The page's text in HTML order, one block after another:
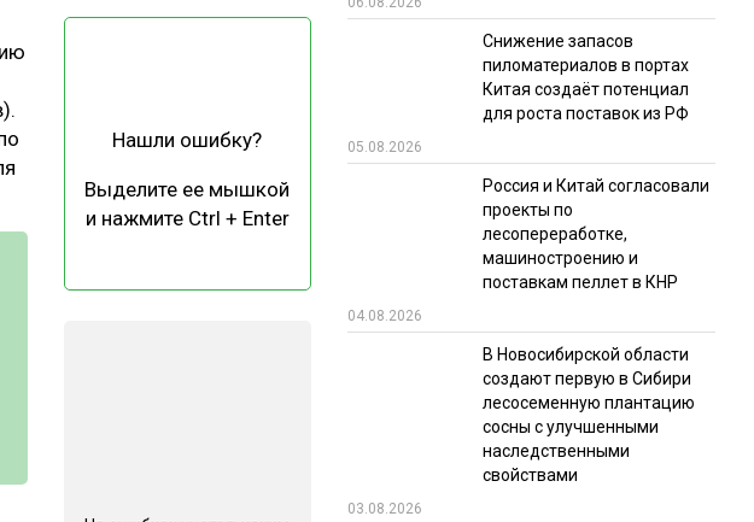
ДИСКУССИЯ
ВЫСТАВОК ИТОГИ МЕРОПРИЯТИЙ
Нашли ошибку?
Выделите ее мышкой
и нажмите Ctrl + Enter
Снижение запасов
пиломатериалов в портах
Китая создаёт потенциал
для роста поставок из РФ
05.08.2026
Россия и Китай согласовали
проекты по
лесопереработке,
машиностроению и
поставкам пеллет в КНР
04.08.2026
В Новосибирской области
создают первую в Сибири
лесосеменную плантацию
сосны с улучшенными
наследственными
свойствами
03.08.2026